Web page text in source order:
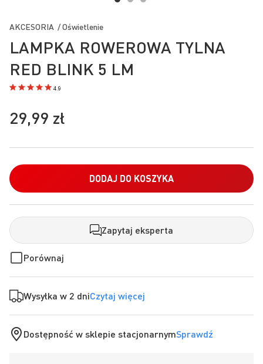
na
początek
galerii
LAMPKA ROWEROWA TYLNA
RED BLINK 5 LM
4.9
AKCESORIA / Oświetlenie
DODAJ DO KOSZYKA
Zapytaj eksperta
Porównaj
29,99 zł
Wysyłka w 2 dniCzytaj więcej
Dostępność w sklepie stacjonarnymSprawdź